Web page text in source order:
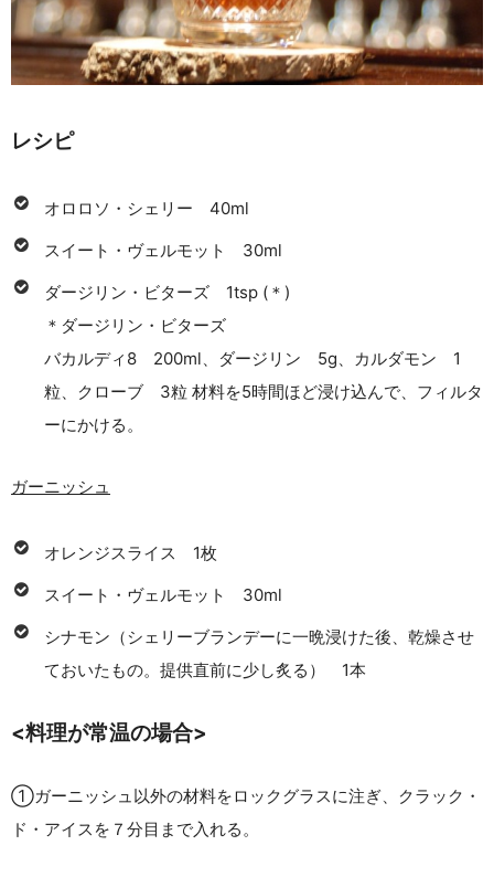
レシピ
オロロソ・シェリー 40ml
スイート・ヴェルモット 30ml
ダージリン・ビターズ 1tsp (＊)
＊ダージリン・ビターズ
バカルディ8 200ml、ダージリン 5g、カルダモン 1
粒、クローブ 3粒 材料を5時間ほど浸け込んで、フィルタ
ーにかける。
ガーニッシュ
オレンジスライス 1枚
スイート・ヴェルモット 30ml
シナモン（シェリーブランデーに一晩浸けた後、乾燥させ
ておいたもの。提供直前に少し炙る） 1本
<料理が常温の場合>
①ガーニッシュ以外の材料をロックグラスに注ぎ、クラック・
ド・アイスを７分目まで入れる。